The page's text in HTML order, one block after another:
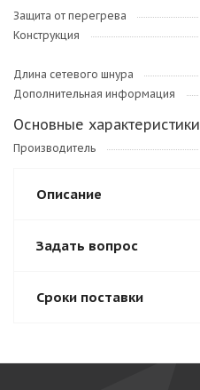
Защита от перегрева
Конструкция
Длина сетевого шнура
Дополнительная информация
Основные характеристики
Производитель
Описание
Задать вопрос
Сроки поставки